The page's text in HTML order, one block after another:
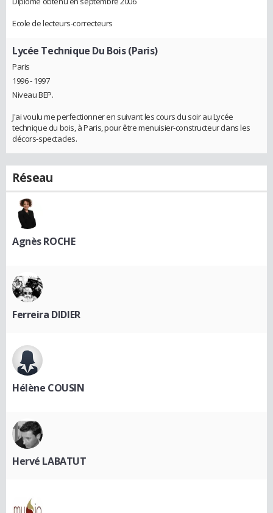
Ecole de lecteurs-correcteurs
Lycée Technique Du Bois (Paris)
Paris
1996 - 1997
Niveau BEP.
J'ai voulu me perfectionner en suivant les cours du soir au Lycée
technique du bois, à Paris, pour être menuisier-constructeur dans les
décors-spectacles.
Réseau
Agnès ROCHE
Ferreira DIDIER
Hélène COUSIN
Hervé LABATUT